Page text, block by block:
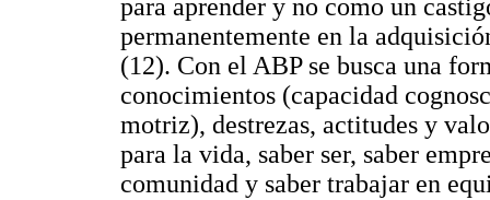
para aprender y no como un
permanentemente en la
(12). Con el ABP se busca una
conocimientos (capacidad
motriz), destrezas, actitudes y
para la vida, saber ser, saber
comunidad y saber trabajar en